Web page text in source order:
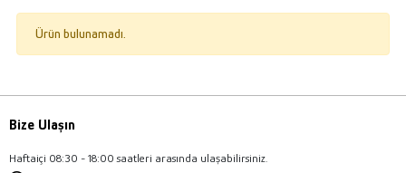
Ürün bulunamadı.
Bize Ulaşın
Haftaiçi 08:30 - 18:00 saatleri arasında ulaşabilirsiniz.